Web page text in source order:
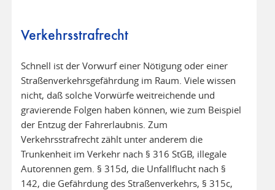
Verkehrsstrafrecht
Schnell ist der Vorwurf einer Nötigung oder einer
Straßenverkehrsgefährdung im Raum. Viele wissen
nicht, daß solche Vorwürfe weitreichende und
gravierende Folgen haben können, wie zum Beispiel
der Entzug der Fahrerlaubnis. Zum
Verkehrsstrafrecht zählt unter anderem die
Trunkenheit im Verkehr nach § 316 StGB, illegale
Autorennen gem. § 315d, die Unfallflucht nach §
142, die Gefährdung des Straßenverkehrs, § 315c,